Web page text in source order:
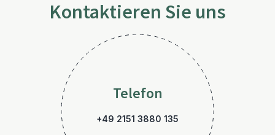
Kontaktieren Sie uns
Telefon
+49 2151 3880 135